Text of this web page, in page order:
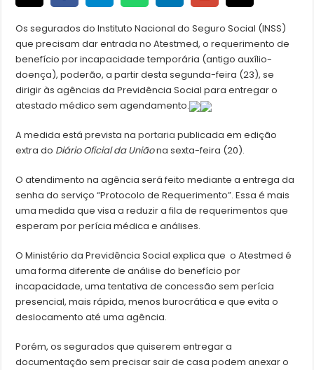
Os segurados do Instituto Nacional do Seguro Social (INSS)
que precisam dar entrada no Atestmed, o requerimento de
benefício por incapacidade temporária (antigo auxílio-
doença), poderão, a partir desta segunda-feira (23), se
dirigir às agências da Previdência Social para entregar o
atestado médico sem agendamento.
A medida está prevista naportaria publicada em edição
extra do Diário Oficial da Uniãona sexta-feira (20).
O atendimento na agência será feito mediante a entrega da
senha do serviço “Protocolo de Requerimento”. Essa é mais
uma medida que visa a reduzir a fila de requerimentos que
esperam por perícia médica e análises.
O Ministério da Previdência Social explica que o Atestmed é
uma forma diferente de análise do benefício por
incapacidade, uma tentativa de concessão sem perícia
presencial, mais rápida, menos burocrática e que evita o
deslocamento até uma agência.
Porém, os segurados que quiserem entregar a
documentação sem precisar sair de casa podem anexar o